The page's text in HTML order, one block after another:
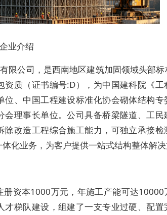
业介绍
限公司，是西南地区建筑加固领域头部
资质（证书编号:D），为中国建科院《工
位、中国工程建设标准化协会砌体结构专
会理事长单位。公司具备桥梁隧道、工民
除改造工程综合施工能力，可独立承接检
化业务，为客户提供一站式结构整体解
册资本1000万元，年施工产能可达10000
才梯队建设，组建了一支专业过硬、配置